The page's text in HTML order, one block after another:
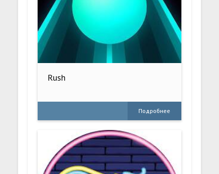
Rush
Подробнее